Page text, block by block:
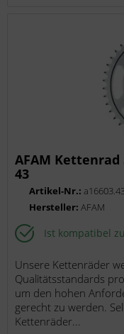
AFAM Kettenrad
43
Artikel-Nr.:
Hersteller:AFAM
Ist kompatibel
Unsere Kettenräder
Qualitätsstandards
um den hohen
gerecht zu werden.
Kettenräder...